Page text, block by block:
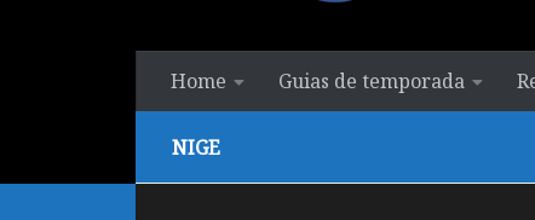
Home Guias de temporada
NIGE